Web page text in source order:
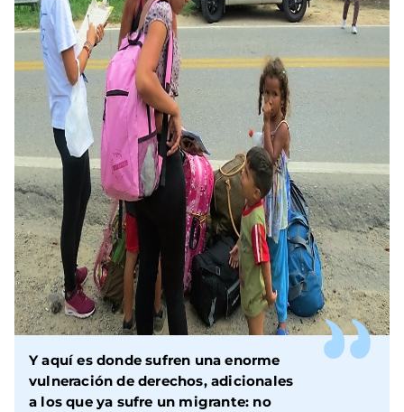
Y aquí es donde sufren una enorme
vulneración de derechos, adicionales
a los que ya sufre un migrante: no